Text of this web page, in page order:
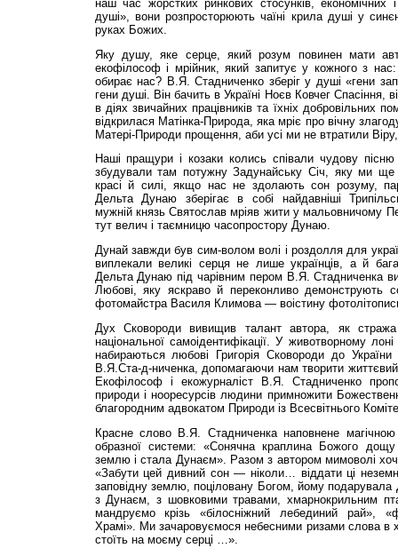
наш час жорстких ринкових стосунків, економічних
душі», вони розпросторюють чаїні крила душі у
руках Божих.
Яку душу, яке серце, який розум повинен мати
екофілософ і мрійник, який запитує у кожного з
обирає нас? В.Я. Стадниченко зберіг у душі «гени
гени душі. Він бачить в Україні Ноєв Ковчег Спасіння,
в діях звичайних працівників та їхніх добровільних
відкрилася Матінка-Природа, яка мріє про вічну
Матері-Природи прощення, аби усі ми не втратили
Наші пращури і козаки колись співали чудову
збудували там потужну Задунайську Січ, яку ми ще
красі й силі, якщо нас не здолають сон розуму,
Дельта Дунаю зберігає в собі найдавніші
мужній князь Святослав мріяв жити у мальовничому
тут велич і таємницю часопростору Дунаю.
Дунай завжди був сим-волом волі і роздолля для
виплекали великі серця не лише українців, а й
Дельта Дунаю під чарівним пером В.Я. Стадниченка
Любові, яку яскраво й переконливо демонструють
фотомайстра Василя Климова — воістину
Дух Сковороди вивищив талант автора, як стража
національної самоідентифікації. У животворному
набираються любові Григорія Сковороди до України
В.Я.Ста-д-ниченка, допомагаючи нам творити життєвий
Екофілософ і екожурналіст В.Я. Стадниченко
природи і нооресурсів людини примножити
благородним адвокатом Природи із Всесвітнього
Красне слово В.Я. Стадниченка наповнене
образної системи: «Сонячна краплина Божого
землю і стала Дунаєм». Разом з автором мимоволі
«Забути цей дивний сон — ніколи… віддати ці
заповідну землю, поціловану Богом, йому подарувала
з Дунаєм, з шовковими травами, хмарнокрильним
мандруємо крізь «білосніжний лебединий рай»,
Храмі». Ми зачаровуємося небесними ризами слова в
стоїть на моєму серці …».